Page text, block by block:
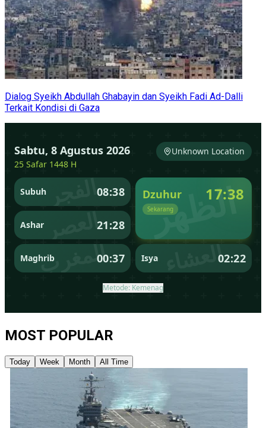
Dialog Syeikh Abdullah Ghabayin dan Syeikh Fadi Ad-Dalli
Terkait Kondisi di Gaza
MOST POPULAR
Today Week Month All Time